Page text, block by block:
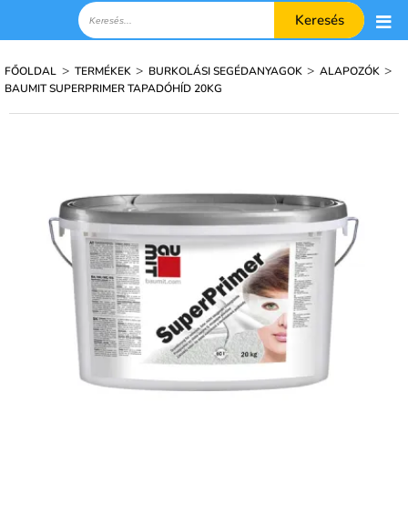
Keresés
FŐOLDAL > TERMÉKEK > BURKOLÁSI SEGÉDANYAGOK > ALAPOZÓK >
BAUMIT SUPERPRIMER TAPADÓHÍD 20KG